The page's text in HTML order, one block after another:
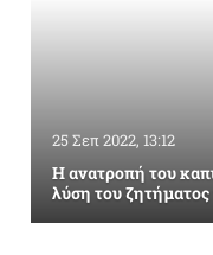
25 Σεπ 2022, 13:12
Η ανατροπή του
λύση του ζητήματος